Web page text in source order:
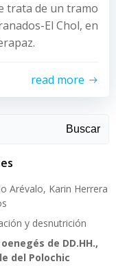
trata de un tramo
El Chol, en
read more
Buscar
Arévalo, Karin Herrera
y desnutrición
de DD.HH.,
del Polochic